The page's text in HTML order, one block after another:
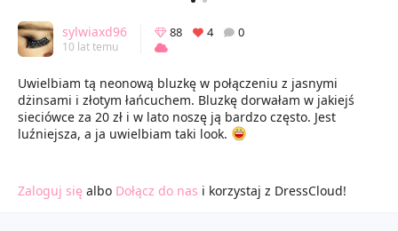
sylwiaxd96
10 lat temu
88 4 0
Uwielbiam tą neonową bluzkę w połączeniu z jasnymi
dżinsami i złotym łańcuchem. Bluzkę dorwałam w jakiejś
sieciówce za 20 zł i w lato noszę ją bardzo często. Jest
luźniejsza, a ja uwielbiam taki look.
Zaloguj się albo Dołącz do nas i korzystaj z DressCloud!